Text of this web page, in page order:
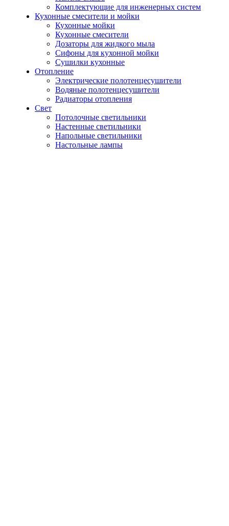
Комплектующие для инженерных систем
Кухонные смесители и мойки
Кухонные мойки
Кухонные смесители
Дозаторы для жидкого мыла
Сифоны для кухонной мойки
Сушилки кухонные
Отопление
Электрические полотенцесушители
Водяные полотенцесушители
Радиаторы отопления
Свет
Потолочные светильники
Настенные светильники
Напольные светильники
Настольные лампы